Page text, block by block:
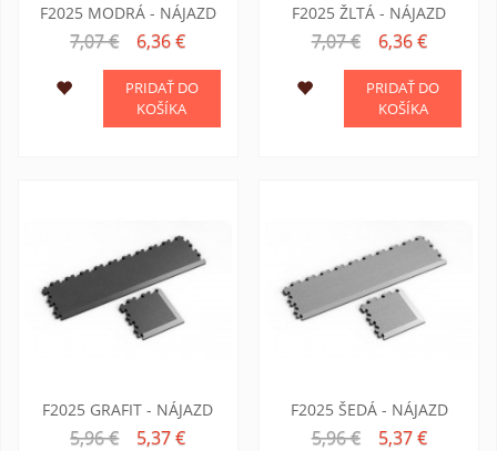
F2025 MODRÁ - NÁJAZD
7,07 € 6,36 €
PRIDAŤ DO
KOŠÍKA
F2025 ŽLTÁ - NÁJAZD
7,07 € 6,36 €
PRIDAŤ DO
KOŠÍKA
F2025 GRAFIT - NÁJAZD
5,96 € 5,37 €
F2025 ŠEDÁ - NÁJAZD
5,96 € 5,37 €